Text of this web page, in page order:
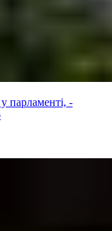
у парламенті, -